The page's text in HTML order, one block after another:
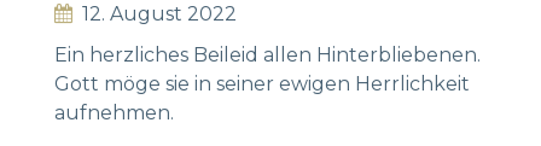
12. August 2022
Ein herzliches Beileid allen Hinterbliebenen.
Gott möge sie in seiner ewigen Herrlichkeit
aufnehmen.